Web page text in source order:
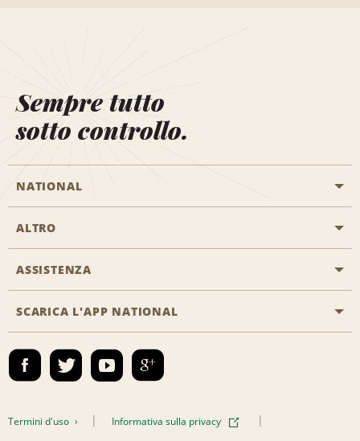
Sempre tutto
sotto controllo.
NATIONAL
Inizia una prenotazione
Programmi business
Emerald Club Accedi
ALTRO
Offerte di lavoro
ASSISTENZA
Accessibilità
Contatti
SCARICA L'APP NATIONAL
Termini d'uso Informativa sulla privacy